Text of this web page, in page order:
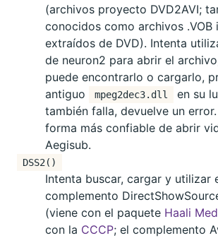
(archivos proyecto DVD2AVI;
conocidos como archivos .VOB
extraídos de DVD). Intenta
de neuron2 para abrir el
puede encontrarlo o cargarlo,
antiguo
mpeg2dec3.dll
en su
también falla, devuelve un
forma más confiable de abrir
Aegisub.
DSS2()
Intenta buscar, cargar y utilizar
complemento
(viene con el paquete Haali
con la CCCP; el complemento